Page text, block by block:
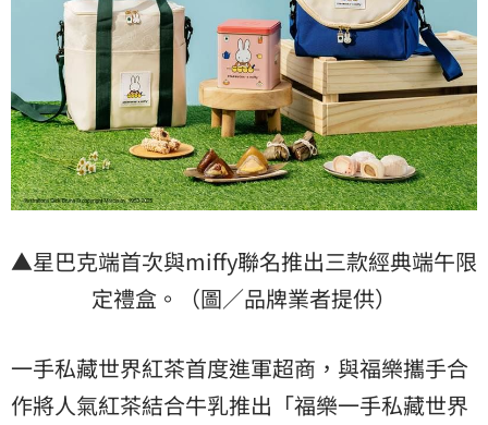
▲星巴克端首次與miffy聯名推出三款經典端午限
定禮盒。（圖／品牌業者提供）
一手私藏世界紅茶首度進軍超商，與福樂攜手合
作將人氣紅茶結合牛乳推出「福樂一手私藏世界